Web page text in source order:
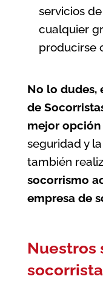
servicios
cualquier
producirse
No lo dudes,
de
mejor opción
seguridad y
también
socorrismo
empresa de
Nuestros